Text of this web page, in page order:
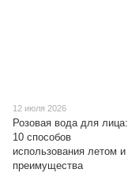
12 июля 2026
Розовая вода для лица:
10 способов
использования летом и
преимущества